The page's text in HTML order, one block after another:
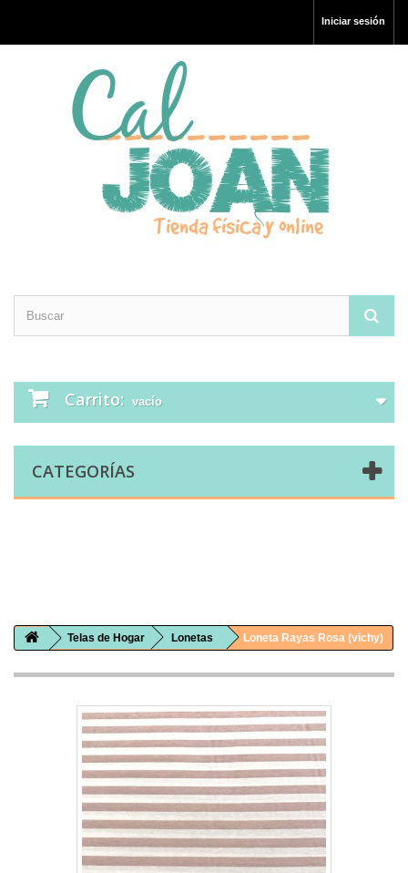
Iniciar sesión
Carrito: vacío
CATEGORÍAS
Telas de Hogar Lonetas Loneta Rayas Rosa (vichy)